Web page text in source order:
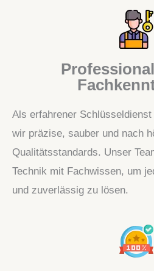
Als erfahrener
wir präzise, sauber und nach
Qualitätsstandards. Unser
Technik mit Fachwissen, um
und zuverlässig zu lösen.